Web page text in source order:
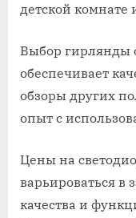
детской комнате
Выбор гирлянды
обеспечивает
обзоры других
опыт с
Цены на
варьироваться в
качества и